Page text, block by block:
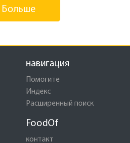
Больше
навигация
Помогите
Индекс
Расширенный поиск
FoodOf
контакт